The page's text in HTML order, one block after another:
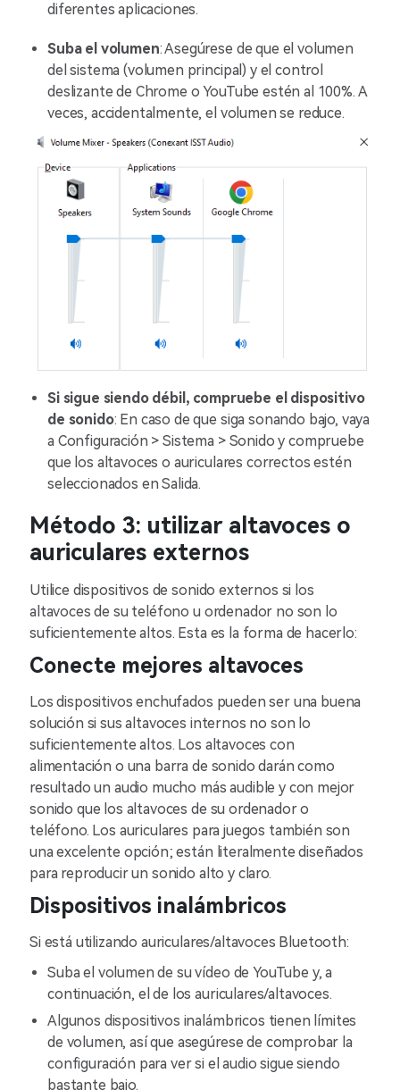
diferentes aplicaciones.
Suba el volumen: Asegúrese de que el volumen
del sistema (volumen principal) y el control
deslizante de Chrome o YouTube estén al 100%. A
veces, accidentalmente, el volumen se reduce.
Si sigue siendo débil, compruebe el dispositivo
de sonido: En caso de que siga sonando bajo, vaya
a Configuración > Sistema > Sonido y compruebe
que los altavoces o auriculares correctos estén
seleccionados en Salida.
Método 3: utilizar altavoces o
auriculares externos
Utilice dispositivos de sonido externos si los
altavoces de su teléfono u ordenador no son lo
suficientemente altos. Esta es la forma de hacerlo:
Conecte mejores altavoces
Los dispositivos enchufados pueden ser una buena
solución si sus altavoces internos no son lo
suficientemente altos. Los altavoces con
alimentación o una barra de sonido darán como
resultado un audio mucho más audible y con mejor
sonido que los altavoces de su ordenador o
teléfono. Los auriculares para juegos también son
una excelente opción; están literalmente diseñados
para reproducir un sonido alto y claro.
Dispositivos inalámbricos
Si está utilizando auriculares/altavoces Bluetooth:
Suba el volumen de su vídeo de YouTube y, a
continuación, el de los auriculares/altavoces.
Algunos dispositivos inalámbricos tienen límites
de volumen, así que asegúrese de comprobar la
configuración para ver si el audio sigue siendo
bastante bajo.